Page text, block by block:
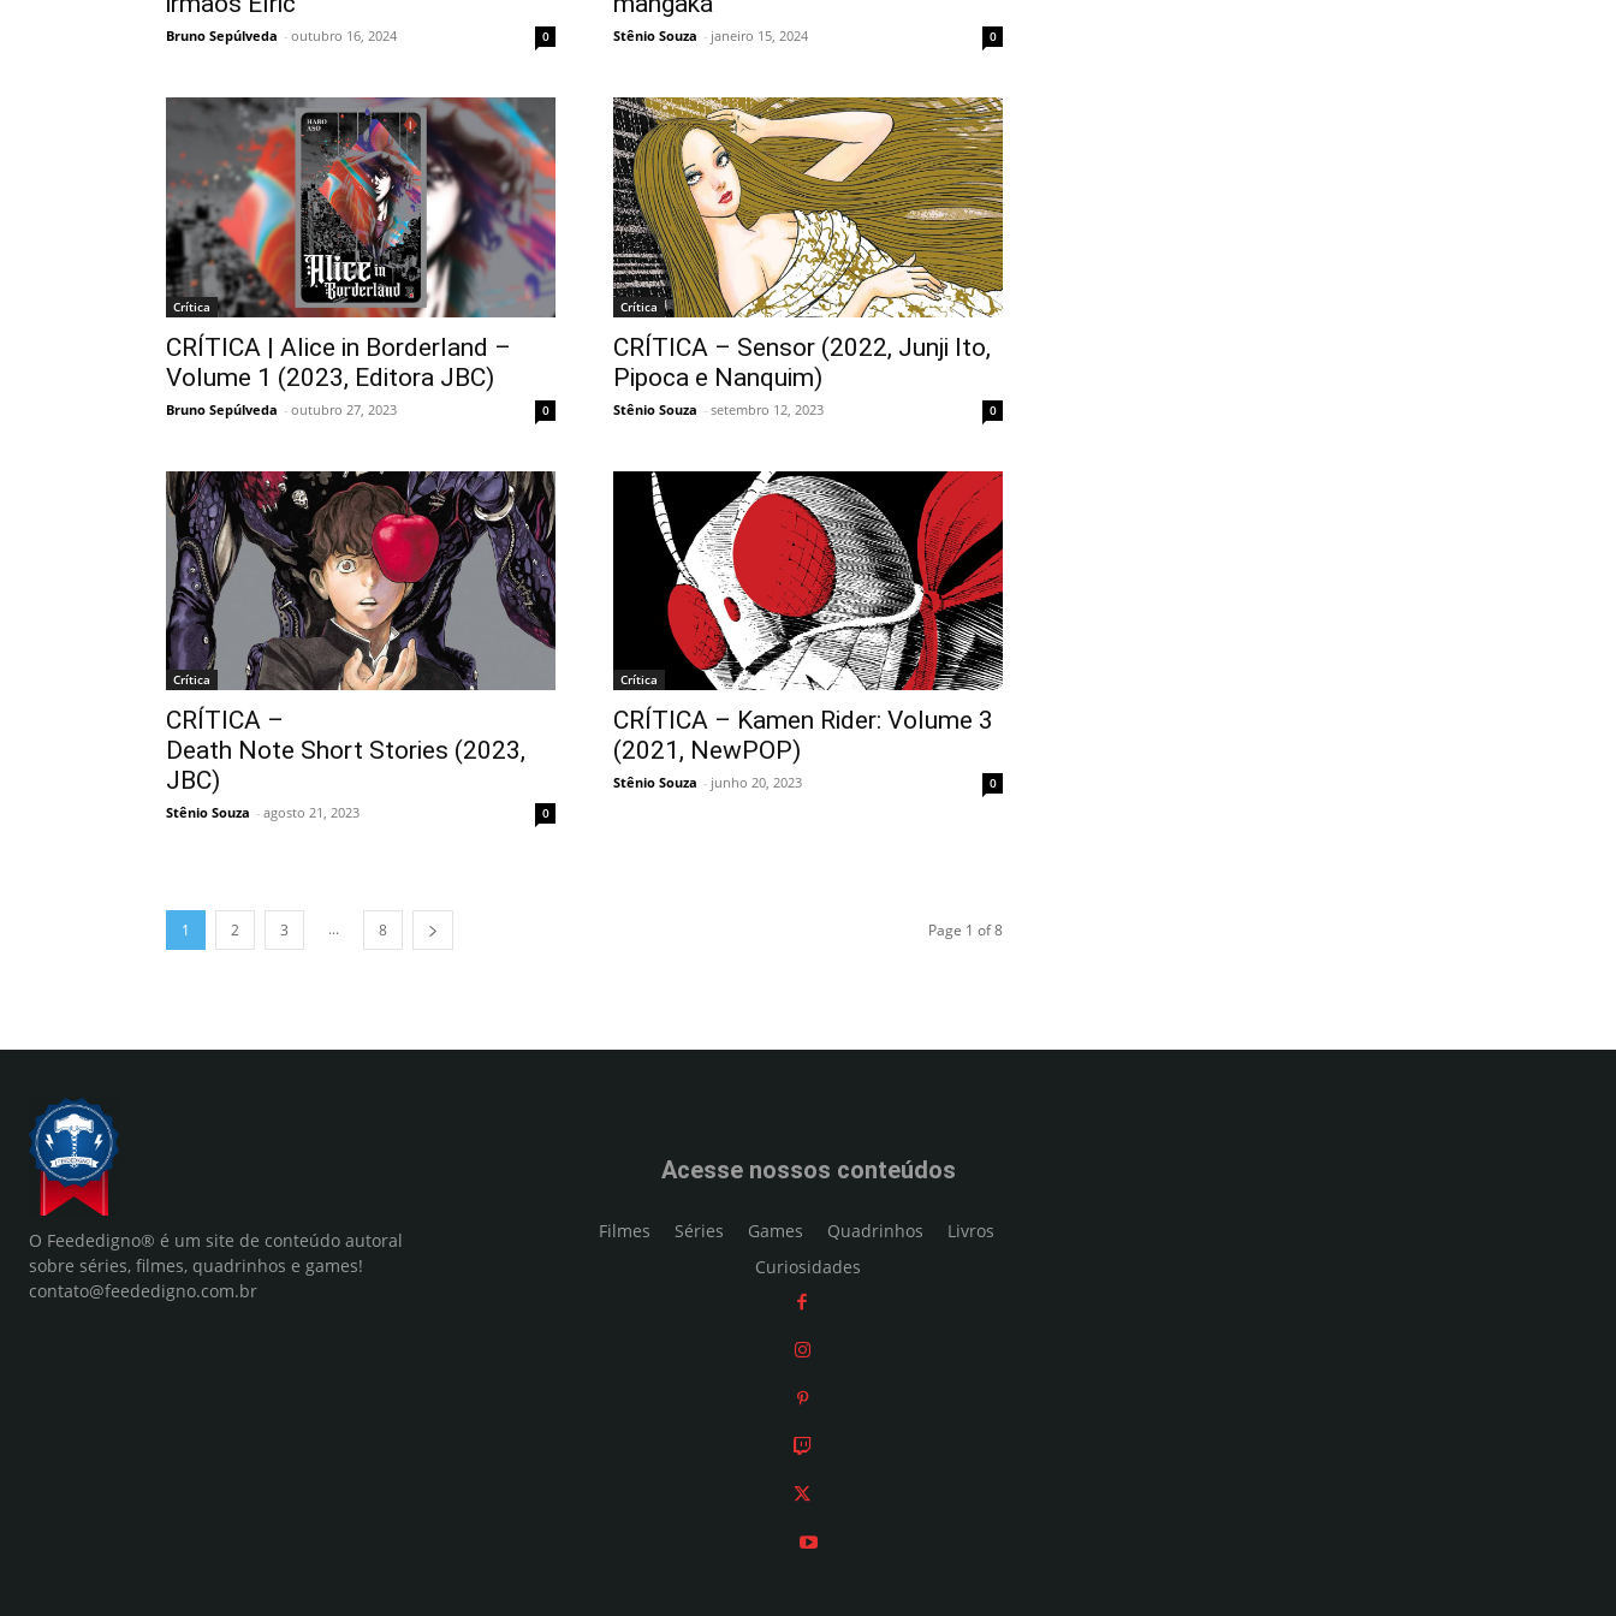
Bruno Sepúlveda - outubro 16, 2024 0 Stênio Souza - janeiro 15, 2024 0
Crítica
CRÍTICA | Alice in Borderland –
Volume 1 (2023, Editora JBC)
Bruno Sepúlveda - outubro 27, 2023 0
Crítica
CRÍTICA – Sensor (2022, Junji Ito,
Pipoca e Nanquim)
Stênio Souza - setembro 12, 2023 0
Crítica
CRÍTICA –
Death Note Short Stories (2023,
JBC)
Stênio Souza - agosto 21, 2023 0
Crítica
CRÍTICA – Kamen Rider: Volume 3
(2021, NewPOP)
Stênio Souza - junho 20, 2023 0
1 2 3 ... 8 Page 1 of 8
O Feededigno® é um site de conteúdo autoral
sobre séries, filmes, quadrinhos e games!
contato@feededigno.com.br
Acesse nossos conteúdos
Filmes Séries Games Quadrinhos
Livros
Curiosidades